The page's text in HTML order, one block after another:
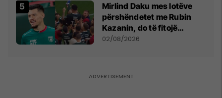
Mirlind Daku mes lotëve
përshëndetet me Rubin
Kazanin, do të fitojë
miliona te Spartak Moska
02/08/2026